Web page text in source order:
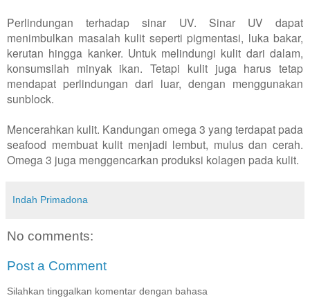
Perlindungan terhadap sinar UV. Sinar UV dapat
menimbulkan masalah kulit seperti pigmentasi, luka bakar,
kerutan hingga kanker. Untuk melindungi kulit dari dalam,
konsumsilah minyak ikan. Tetapi kulit juga harus tetap
mendapat perlindungan dari luar, dengan menggunakan
sunblock.
Mencerahkan kulit. Kandungan omega 3 yang terdapat pada
seafood membuat kulit menjadi lembut, mulus dan cerah.
Omega 3 juga menggencarkan produksi kolagen pada kulit.
Indah Primadona
No comments:
Post a Comment
Silahkan tinggalkan komentar dengan bahasa